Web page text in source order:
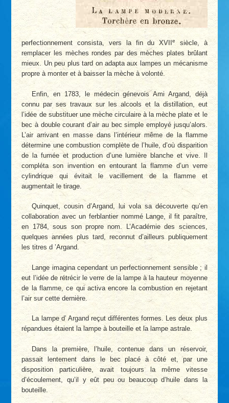
perfectionnement consista, vers la fin du XVIIe
siècle, à
remplacer les mèches rondes par des mèches plates brûlant
mieux. Un peu plus tard on adapta aux lampes un mécanisme
propre à monter et à baisser la mèche à volonté.
Enfin, en 1783, le médecin génevois Ami Argand, déjà
connu par ses travaux sur les alcools et la distillation, eut
l’idée de substituer une mèche circulaire à la mèche plate et le
bec à double courant d’air au bec simple employé jusqu’alors.
L’air arrivant en masse dans l’intérieur même de la flamme
détermine une combustion complète de l’huile, d’où disparition
de la fumée et production d’une lumière blanche et vive. Il
compléta son invention en entourant la flamme d’un verre
cylindrique qui évitait le vacillement de la flamme et
augmentait le tirage.
Quinquet, cousin d’Argand, lui vola sa découverte qu’en
collaboration avec un ferblantier nommé Lange, il fit paraître,
en 1784, sous son propre nom. L’Académie des sciences,
quelques années plus tard, reconnut d’ailleurs publiquement
les titres d ’Argand.
Lange imagina cependant un perfectionnement sensible ; il
eut l’idée de rétrécir le verre de la lampe à la hauteur moyenne
de la flamme, ce qui activa encore la combustion en rejetant
l’air sur cette dernière.
La lampe d’ Argand reçut différentes formes. Les deux plus
répandues étaient la lampe à bouteille et la lampe astrale.
Dans la première, l’huile, contenue dans un réservoir,
passait lentement dans le bec placé à côté et, par une
disposition particulière, avait toujours la même vitesse
d’écoulement, qu’il y eût peu ou beaucoup d’huile dans la
bouteille.